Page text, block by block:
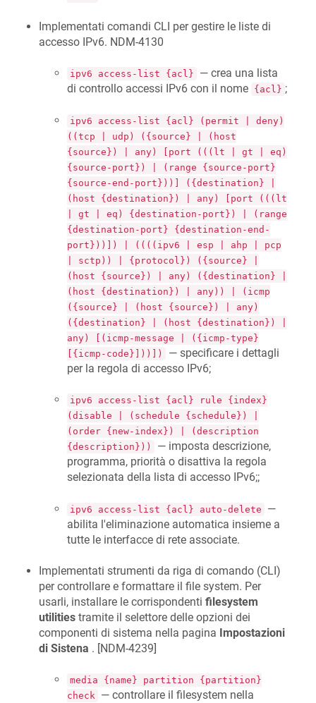
Implementati comandi CLI per gestire le liste di
accesso IPv6. NDM-4130
ipv6 access-list {acl}
— crea una lista
di controllo accessi IPv6 con il nome {acl} ;
ipv6 access-list {acl} (permit | deny)
((tcp | udp) ({source} | (host
{source}) | any) [port (((lt | gt | eq)
{source-port}) | (range {source-port}
{source-end-port}))] ({destination} |
(host {destination}) | any) [port (((lt
| gt | eq) {destination-port}) | (range
{destination-port} {destination-end-
port}))]) | ((((ipv6 | esp | ahp | pcp
| sctp)) | {protocol}) ({source} |
(host {source}) | any) ({destination} |
(host {destination}) | any)) | (icmp
({source} | (host {source}) | any)
({destination} | (host {destination}) |
any) [(icmp-message | ({icmp-type}
[{icmp-code}]))])
— specificare i dettagli
per la regola di accesso IPv6;
ipv6 access-list {acl} rule {index}
(disable | (schedule {schedule}) |
(order {new-index}) | (description
{description}))
— imposta descrizione,
programma, priorità o disattiva la regola
selezionata della lista di accesso IPv6;;
ipv6 access-list {acl} auto-delete
—
abilita l'eliminazione automatica insieme a
tutte le interfacce di rete associate.
Implementati strumenti da riga di comando (CLI)
per controllare e formattare il file system. Per
usarli, installare le corrispondenti filesystem
utilities tramite il selettore delle opzioni dei
componenti di sistema nella pagina Impostazioni
di Sistena . [NDM-4239]
media {name} partition {partition}
check — controllare il filesystem nella